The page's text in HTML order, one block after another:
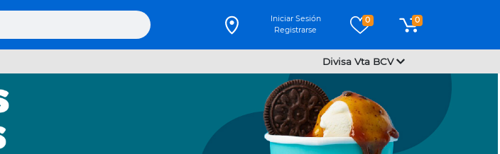
Iniciar Sesión
Registrarse
0 0
Divisa Vta BCV